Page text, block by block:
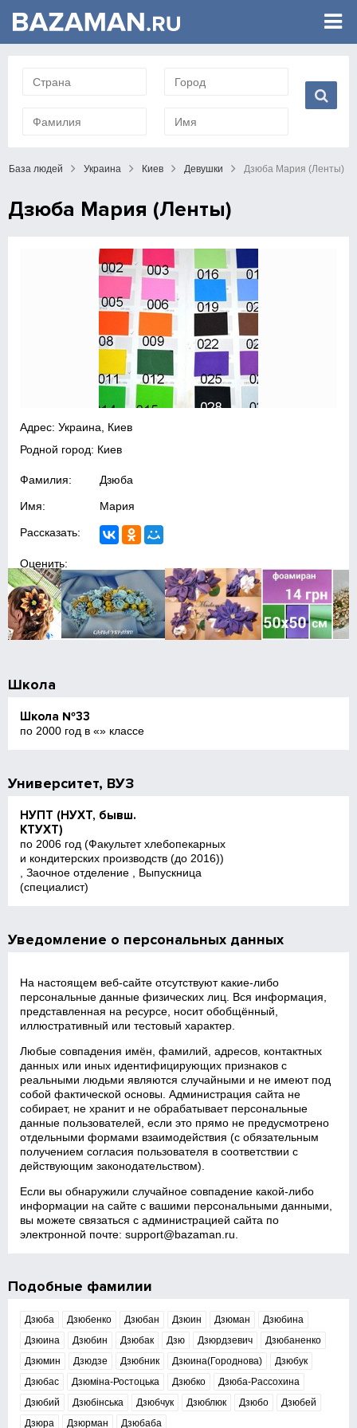
База людей Украина Киев Девушки Дзюба Мария (Ленты)
Дзюба Мария (Ленты)
Адрес: Украина, Киев
Родной город: Киев
Фамилия: Дзюба
Имя: Мария
Рассказать:
Оценить:
Школа
Школа №33
по 2000 год в «» классе
Университет, ВУЗ
НУПТ (НУХТ, бывш.
КТУХТ)
по 2006 год (Факультет хлебопекарных
и кондитерских производств (до 2016))
, Заочное отделение , Выпускница
(специалист)
Уведомление о персональных данных
На настоящем веб‑сайте отсутствуют какие‑либо
персональные данные физических лиц. Вся информация,
представленная на ресурсе, носит обобщённый,
иллюстративный или тестовый характер.
Любые совпадения имён, фамилий, адресов, контактных
данных или иных идентифицирующих признаков с
реальными людьми являются случайными и не имеют под
собой фактической основы. Администрация сайта не
собирает, не хранит и не обрабатывает персональные
данные пользователей, если это прямо не предусмотрено
отдельными формами взаимодействия (с обязательным
получением согласия пользователя в соответствии с
действующим законодательством).
Если вы обнаружили случайное совпадение какой‑либо
информации на сайте с вашими персональными данными,
вы можете связаться с администрацией сайта по
электронной почте:support@bazaman.ru
Подобные фамилии
Дзюба Дзюбенко Дзюбан Дзюин Дзюман
Дзюбина
Дзюина
Дзюбин Дзюбак Дзю Дзюрдзевич
Дзюбаненко
Дзюмин
Дзюдзе Дзюбник Дзюина(Городнова)
Дзюбук
Дзюбас
Дзюміна-Ростоцька Дзюбко
Дзюба-Рассохина
Дзюбий
Дзюбінська Дзюбчук Дзюблюк Дзюбо
Дзюбей
Дзюра
Дзюрман Дзюбаба